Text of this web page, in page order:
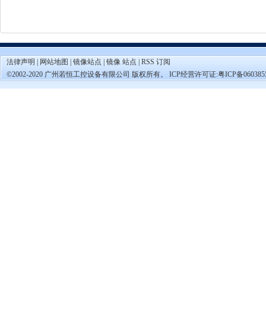
法律声明 网站地图 镜像站点 镜像 站点
RSS 订阅
©2002-2020 广州若恒工控设备有限公司 版权所有。 ICP经营许可证:粤ICP备